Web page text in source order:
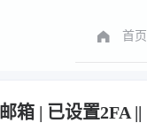
首页
箱 | 已设置2FA ||